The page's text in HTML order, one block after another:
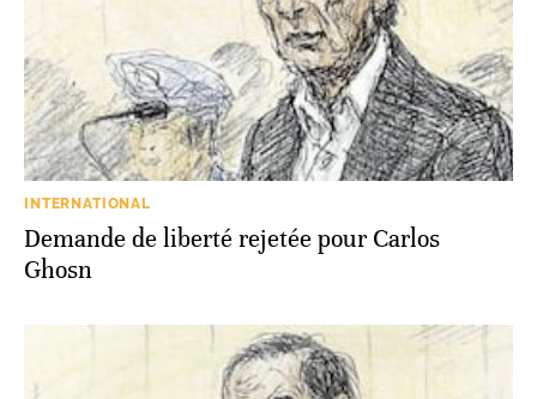
INTERNATIONAL
Demande de liberté rejetée pour Carlos
Ghosn